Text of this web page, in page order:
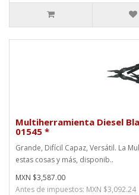
Multiherramienta Diesel
01545 *
Grande, Difícil Capaz, Versátil. La
estas cosas y más, disponib..
MXN $3,587.00
Antes de impuestos: MXN $3,092.24